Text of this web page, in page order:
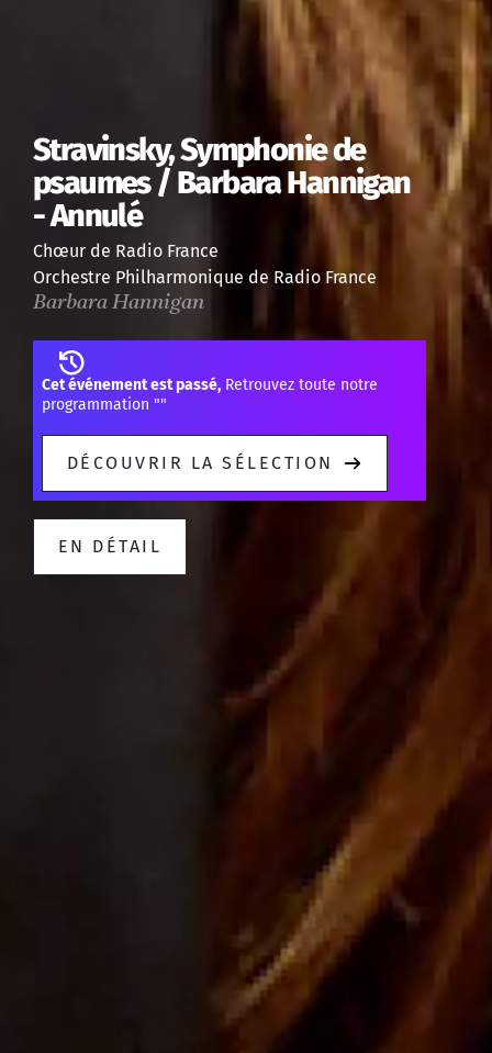
Stravinsky, Symphonie de
psaumes / Barbara Hannigan
- Annulé
Chœur de Radio France
Orchestre Philharmonique de Radio France
Barbara Hannigan
Cet événement est passé, Retrouvez toute notre
programmation ""
DÉCOUVRIR LA SÉLECTION
EN DÉTAIL